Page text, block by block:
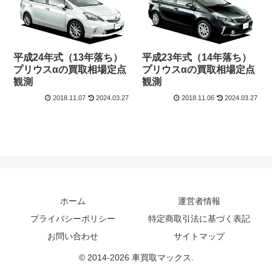
平成24年式（13年落ち）
プリウスαの買取相場定点
観測
2018.11.07 2024.03.27
平成23年式（14年落ち）
プリウスαの買取相場定点
観測
2018.11.06 2024.03.27
ホーム
運営者情報
プライバシーポリシー
特定商取引法に基づく表記
お問い合わせ
サイトマップ
© 2014-2026 車買取マックス.